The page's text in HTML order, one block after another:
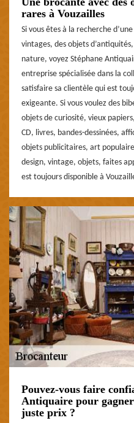
rares à Vouzailles
Si vous êtes à la recherche
vintages, des objets
nature, voyez Stéphane
entreprise spécialisée dans la
satisfaire sa clientèle qui est
exigeante. Si vous voulez des
objets de curiosité, vieux
CD, livres, bandes-dessinées,
objets publicitaires, art
design, vintage, objets, faites
est toujours disponible à
Pouvez-vous faire
Antiquaire pour gagner
juste prix ?